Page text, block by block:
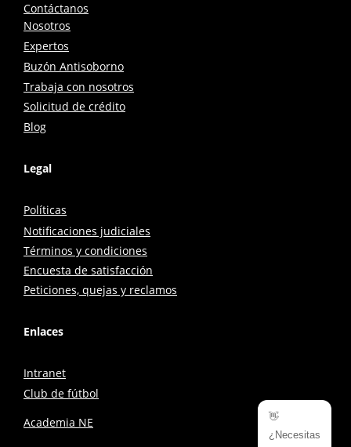
Contáctanos
Nosotros
Expertos
Buzón Antisoborno
Trabaja con nosotros
Solicitud de crédito
Blog
Legal
Políticas
Notificaciones judiciales
Términos y condiciones
Encuesta de satisfacción
Peticiones, quejas y reclamos
Enlaces
Intranet
Club de fútbol
Academia NE
👋
¿Necesitas